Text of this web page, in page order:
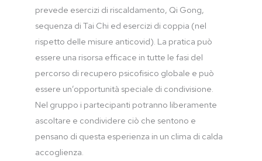
prevede esercizi di riscaldamento, Qi Gong,
sequenza di Tai Chi ed esercizi di coppia (nel
rispetto delle misure anticovid). La pratica può
essere una risorsa efficace in tutte le fasi del
percorso di recupero psicofisico globale e può
essere un’opportunità speciale di condivisione.
Nel gruppo i partecipanti potranno liberamente
ascoltare e condividere ciò che sentono e
pensano di questa esperienza in un clima di calda
accoglienza.